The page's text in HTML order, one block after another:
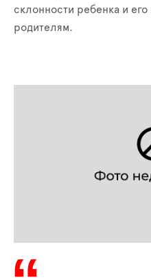
склонности ребенка и
родителям.